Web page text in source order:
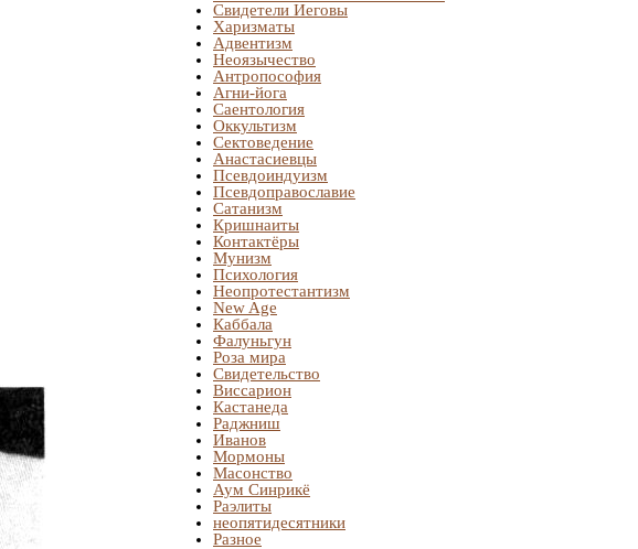
Свидетели Иеговы
Харизматы
Адвентизм
Неоязычество
Антропософия
Агни-йога
Саентология
Оккультизм
Сектоведение
Анастасиевцы
Псевдоиндуизм
Псевдоправославие
Сатанизм
Кришнаиты
Контактёры
Мунизм
Психология
Неопротестантизм
New Age
Каббала
Фалуньгун
Роза мира
Свидетельство
Виссарион
Кастанеда
Раджниш
Иванов
Мормоны
Масонство
Аум Синрикё
Раэлиты
неопятидесятники
Разное